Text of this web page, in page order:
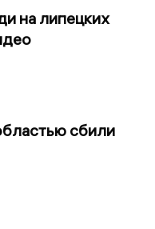
на липецких
сбили